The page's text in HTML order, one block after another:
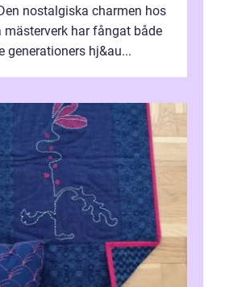
nostalgiska charmen hos
mästerverk har fångat både
generationers hj&au...